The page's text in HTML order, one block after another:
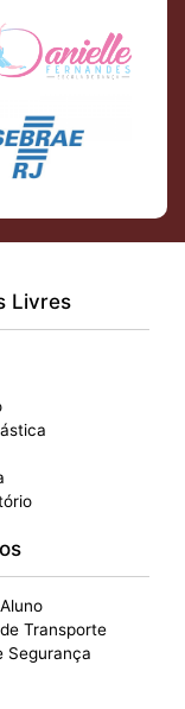
Livres
Transporte
Segurança